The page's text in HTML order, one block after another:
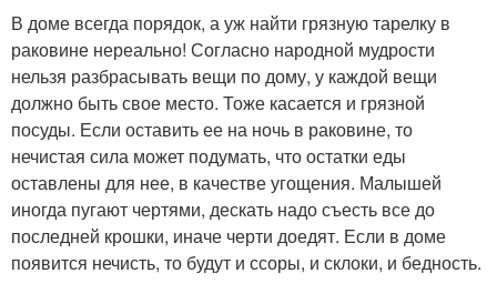
В доме всегда порядок, а уж найти грязную тарелку в
раковине нереально! Согласно народной мудрости
нельзя разбрасывать вещи по дому, у каждой вещи
должно быть свое место. Тоже касается и грязной
посуды. Если оставить ее на ночь в раковине, то
нечистая сила может подумать, что остатки еды
оставлены для нее, в качестве угощения. Малышей
иногда пугают чертями, дескать надо съесть все до
последней крошки, иначе черти доедят. Если в доме
появится нечисть, то будут и ссоры, и склоки, и бедность.